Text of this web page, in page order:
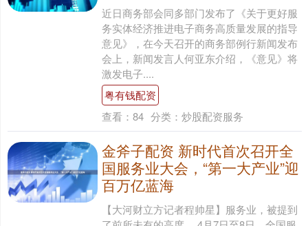
近日商务部会同多部门发布了《关于更好服
务实体经济推进电子商务高质量发展的指导
意见》，在今天召开的商务部例行新闻发布
会上，新闻发言人何亚东介绍，《意见》将
激发电子....
粤有钱配资
查看： 84 分类： 炒股配资服务
金斧子配资 新时代首次召开全
国服务业大会，“第一大产业”迎
百万亿蓝海
【大河财立方记者程帅星】服务业，被提到